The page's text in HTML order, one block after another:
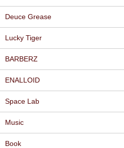
Deuce Grease
Lucky Tiger
BARBERZ
ENALLOID
Space Lab
Music
Book